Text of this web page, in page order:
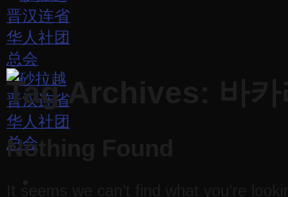
Tag Archives:
Nothing Found